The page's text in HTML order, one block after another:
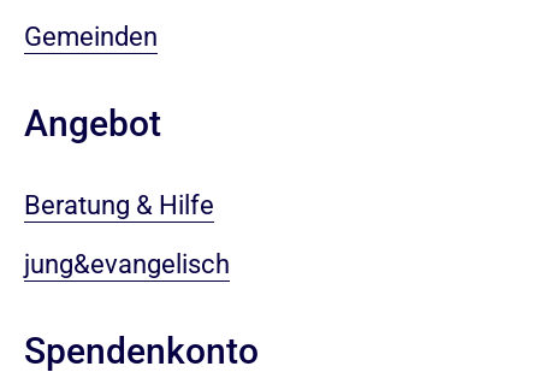
Gemeinden
Angebot
Beratung & Hilfe
jung&evangelisch
Spendenkonto